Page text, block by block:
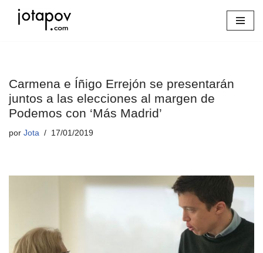
Carmena e Íñigo Errejón se presentarán
juntos a las elecciones al margen de
Podemos con ‘Más Madrid’
por Jota 17/01/2019